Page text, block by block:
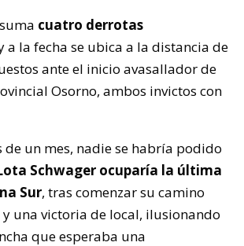
cuatro derrotas
a la fecha se ubica a la distancia de
ante el inicio avasallador de
Osorno, ambos invictos con
de un mes, nadie se habría podido
Schwager ocuparía la última
Sur, tras comenzar su camino
una victoria de local, ilusionando
que esperaba una